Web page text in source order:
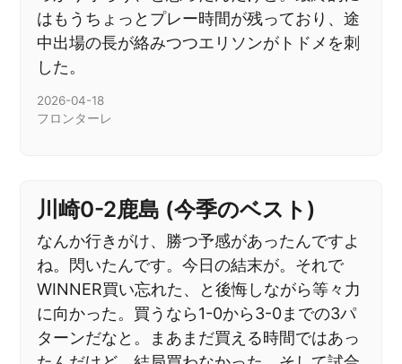
はもうちょっとプレー時間が残っており、途
中出場の長が絡みつつエリソンがトドメを刺
した。
2026-04-18
フロンターレ
川崎0-2鹿島 (今季のベスト)
なんか行きがけ、勝つ予感があったんですよ
ね。閃いたんです。今日の結末が。それで
WINNER買い忘れた、と後悔しながら等々力
に向かった。買うなら1-0から3-0までの3パ
ターンだなと。まあまだ買える時間ではあっ